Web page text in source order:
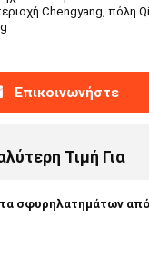
Chengyang, πόλη
Επικοινωνήστε
Τιμή Για
σφυρηλατημάτων